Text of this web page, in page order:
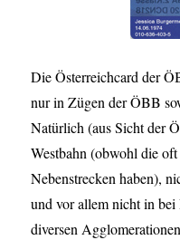
Die Österreichcard der
nur in Zügen der ÖBB
Natürlich (aus Sicht der
Westbahn (obwohl die
Nebenstrecken haben),
und vor allem nicht in
diversen